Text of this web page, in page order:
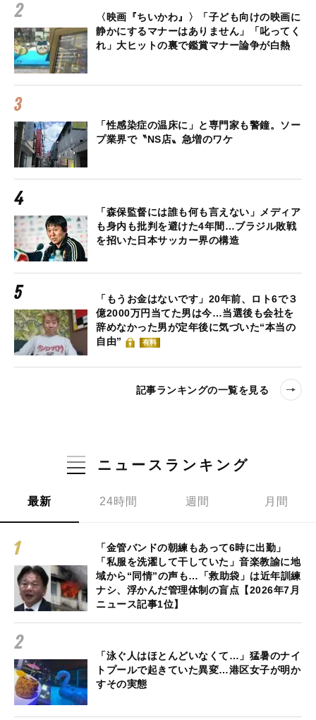
〈映画『ちいかわ』〉「子ども向けの映画に
静かにするマナーはありません」「叱ってく
れ」大ヒットの裏で鑑賞マナー論争が白熱
「性感染症の温床に」と専門家も警鐘。ソー
プ業界で〝NS店〟急増のワケ
「森保監督には誰も何も言えない」メディア
も身内も批判を避けた4年間…ブラジル敗戦
を招いた日本サッカー界の構造
「もうお金はないです」20年前、ロト6で３
億2000万円当てた男は今…当選後も会社を
辞めなかった男が定年後に気づいた“本当の
自由”
有料
記事ランキングの一覧を見る
ニュースランキング
最新 24時間 週間 月間
「金管バンドの朝練もあって6時に出勤」
「私服を洗濯して干していた」音楽教諭に地
域から“同情”の声も…「救助袋」は近年訓練
ナシ、浮かんだ管理体制の盲点【2026年7月
ニュース記事1位】
「泳ぐ人はほとんどいなくて…」猛暑のナイ
トプールで起きていた異変…港区女子が明か
すその実態